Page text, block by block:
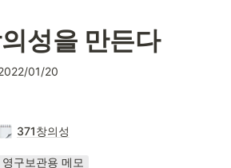
성을 만든다
01/20
371창의성
영구보관용 메모